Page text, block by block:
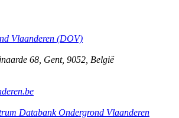
Vlaanderen (DOV)
68 Gent, 9052 België
Databank Ondergrond Vlaanderen